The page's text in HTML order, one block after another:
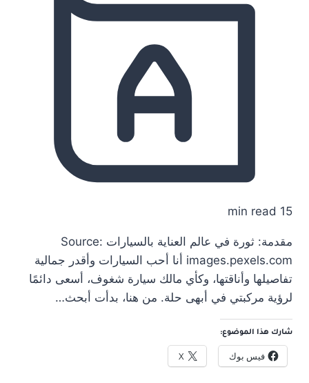
15 min read
مقدمة: ثورة في عالم العناية بالسيارات Source:
images.pexels.com أنا أحب السيارات وأقدر جمالية
تفاصيلها وأناقتها، وكأي مالك سيارة شغوف، أسعى دائمًا
لرؤية مركبتي في أبهى حلة. من هنا، بدأت أبحث…
شارك هذا الموضوع:
فيس بوك X